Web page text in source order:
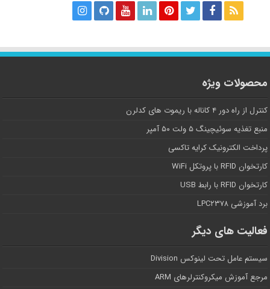
محصولات ویژه
کنترل از راه دور ۴ کاناله با ریموت های کدلرن
منبع تغذیه سوئیچینگ ۵ ولت ۵۰ آمپر
پرداخت الکترونیک کرایه تاکسی
کارتخوان RFID با پروتکل WiFi
کارتخوان RFID با رابط USB
برد آموزشی LPC۲۳۷۸
فعالیت های دیگر
سیستم عامل تحت لینوکس Division
مرجع آموزش میکروکنترلرهای ARM